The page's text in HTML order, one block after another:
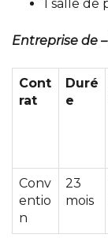
1 salle de
Entreprise de
Cont
rat
Duré
e
Conv
entio
n
23
mois